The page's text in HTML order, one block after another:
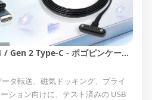
Goochain USB 3.1 Gen 1 / Gen 2 Type-C - ポゴピンケーブルアセンブリ、充電および高速データ転送用
タ転送、磁気ドッキング、ブライ
ション向けに、テスト済みの USB